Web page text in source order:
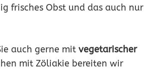
frisches Obst und das auch nur
auch gerne mit vegetarischer
mit Zöliakie bereiten wir